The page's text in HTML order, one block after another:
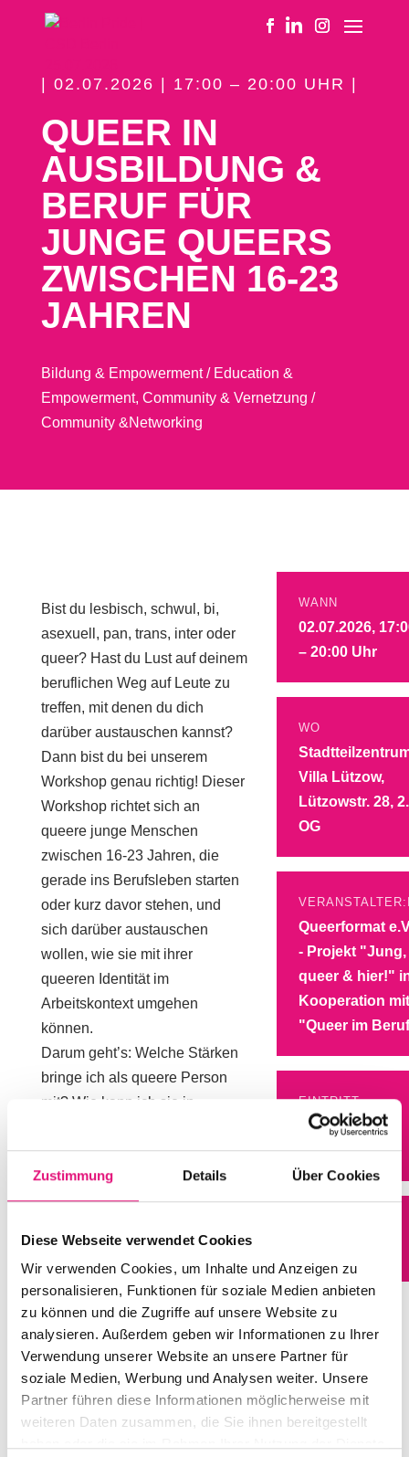
Zustimmung Details Über Cookies
Diese Webseite verwendet Cookies
Wir verwenden Cookies, um Inhalte und Anzeigen zu
personalisieren, Funktionen für soziale Medien anbieten
zu können und die Zugriffe auf unsere Website zu
analysieren. Außerdem geben wir Informationen zu Ihrer
Verwendung unserer Website an unsere Partner für
soziale Medien, Werbung und Analysen weiter. Unsere
Partner führen diese Informationen möglicherweise mit
weiteren Daten zusammen, die Sie ihnen bereitgestellt
| 02.07.2026 | 17:00 – 20:00 UHR |
QUEER IN
AUSBILDUNG &
BERUF FÜR
JUNGE QUEERS
ZWISCHEN 16-23
JAHREN
Bildung & Empowerment / Education &
Empowerment, Community & Vernetzung /
Community &Networking
Bist du lesbisch, schwul, bi,
asexuell, pan, trans, inter oder
queer? Hast du Lust auf deinem
beruflichen Weg auf Leute zu
treffen, mit denen du dich
darüber austauschen kannst?
Dann bist du bei unserem
Workshop genau richtig! Dieser
Workshop richtet sich an
queere junge Menschen
zwischen 16-23 Jahren, die
gerade ins Berufsleben starten
oder kurz davor stehen, und
sich darüber austauschen
wollen, wie sie mit ihrer
queeren Identität im
Arbeitskontext umgehen
können.
Darum geht’s: Welche Stärken
bringe ich als queere Person
mit? Wie kann ich sie in
einbringen? Und welche
Rechte habe ich eigentlich,
zum Beispiel als trans Person
Workshop sprechen wir über
berufliche Wege, teilen
Erfahrungen und probieren
praktische Übungen rund um
Bewerbung und
Selbstpräsentation aus.
WANN
02.07.2026,
– 20:00 Uhr
WO
Villa Lützow,
Lützowstr. 28, 2.
OG
Queerformat
- Projekt "Jung,
queer & hier!"
Kooperation mit
"Queer im
EINTRITT
Gratis /
Spendenbasis